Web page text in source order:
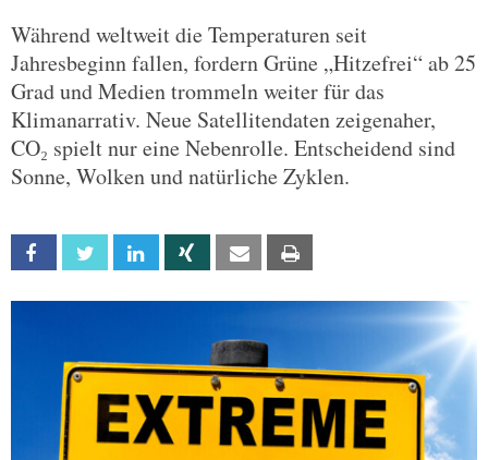
Während weltweit die Temperaturen seit
Jahresbeginn fallen, fordern Grüne „Hitzefrei“ ab 25
Grad und Medien trommeln weiter für das
Klimanarrativ. Neue Satellitendaten zeigenaher,
CO₂ spielt nur eine Nebenrolle. Entscheidend sind
Sonne, Wolken und natürliche Zyklen.
Facebook Twitter Linkedin Xing Email